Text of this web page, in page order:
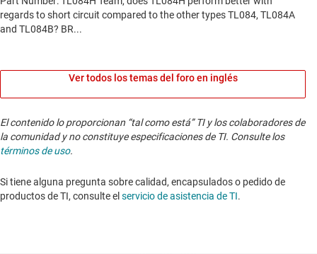
Ver todos los temas del foro en inglés
El contenido lo proporcionan “tal como está” TI y los colaboradores de
la comunidad y no constituye especificaciones de TI. Consulte los
términos de uso.
Si tiene alguna pregunta sobre calidad, encapsulados o pedido de
productos de TI, consulte el servicio de asistencia de TI. ​​​​​​​​​​​​​​